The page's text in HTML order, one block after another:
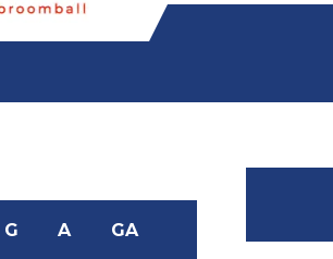
G A GA